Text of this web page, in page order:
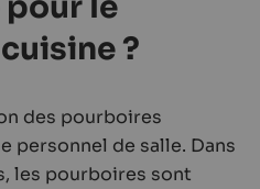
?
des pourboires
personnel de salle. Dans
les pourboires sont